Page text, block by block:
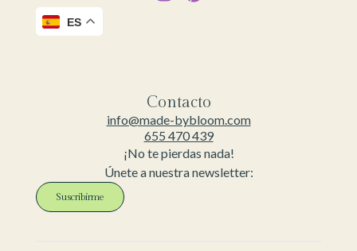
ES
Contacto
info@made-bybloom.com
655 470 439
¡No te pierdas nada!
Únete a nuestra newsletter:
Suscribirme